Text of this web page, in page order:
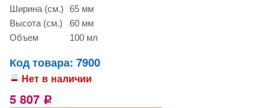
Ширина (см.)
65 мм
Высота (см.)
60 мм
Объем
100 мл
Код товара: 7900
Нет в наличии
5 807 Р